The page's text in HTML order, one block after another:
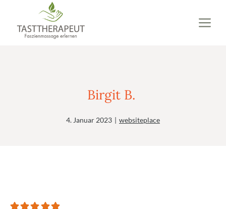
springen
Birgit B.
4. Januar 2023 | websiteplace